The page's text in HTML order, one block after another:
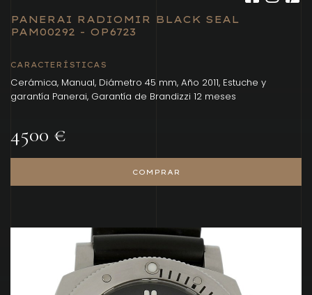
PANERAI RADIOMIR BLACK SEAL
PAM00292 - OP6723
CARACTERÍSTICAS
Cerámica, Manual, Diámetro 45 mm, Año 2011, Estuche y
garantía Panerai, Garantía de Brandizzi 12 meses
4500 €
COMPRAR